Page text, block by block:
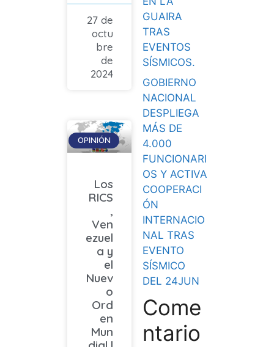
GUAIRA
TRAS
EVENTOS
SÍSMICOS.
GOBIERNO
NACIONAL
DESPLIEGA
MÁS DE
4.000
FUNCIONARI
OS Y ACTIVA
COOPERACI
ÓN
INTERNACIO
NAL TRAS
EVENTO
SÍSMICO
DEL 24JUN
Come
ntario
27 de
octu
bre
de
2024
OPINIÓN
Los
RICS
,
Ven
ezuel
a y
el
Nuev
o
Ord
en
Mun